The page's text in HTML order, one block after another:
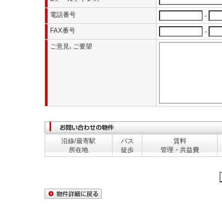
電話番号
-
FAX番号
-
ご意見､ご要望
沿線/最寄駅
所在地
バス
徒歩
賃料
管理・共益費